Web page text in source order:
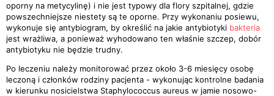
oporny na metycylinę) i nie jest typowy dla flory szpitalnej, gdzie
powszechniejsze niestety są te oporne. Przy wykonaniu posiewu,
wykonuje się antybiogram, by określić na jakie antybiotyki bakteria
jest wrażliwa, a ponieważ wyhodowano ten właśnie szczep, dobór
antybiotyku nie będzie trudny.
Po leczeniu należy monitorować przez około 3-6 miesięcy osobę
leczoną i członków rodziny pacjenta - wykonując kontrolne badania
w kierunku nosicielstwa Staphylococcus aureus w jamie nosowo-